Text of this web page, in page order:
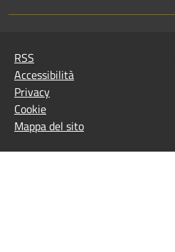
RSS
Accessibilità
Privacy
Cookie
Mappa del sito